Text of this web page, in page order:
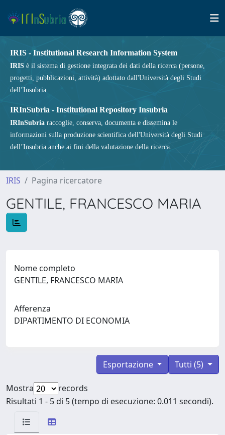
IRIS - Institutional Research Information System
IRIS è il sistema di gestione integrata dei dati della ricerca (persone,
progetti, pubblicazioni, attività) adottato dall'Università degli Studi
dell’Insubria.
IRInSubria - Institutional Repository Insubria
IRInSubria raccoglie, conserva, documenta e dissemina le
informazioni sulla produzione scientifica dell'Università degli Studi
dell’Insubria anche ai fini della valutazione della ricerca.
IRIS Pagina ricercatore
GENTILE, FRANCESCO MARIA
Nome completo
GENTILE, FRANCESCO MARIA
Afferenza
DIPARTIMENTO DI ECONOMIA
Tutti (5)
Esportazione
Mostra
records
Risultati 1 - 5 di 5 (tempo di esecuzione: 0.011 secondi).